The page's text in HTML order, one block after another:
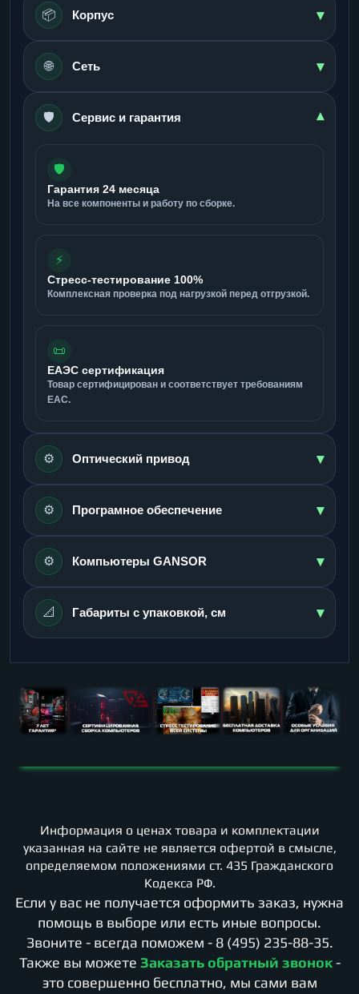
📦 Корпус ▾
🌐 Сеть ▾
🛡️ Сервис и гарантия ▾
🛡️
Гарантия 24 месяца
На все компоненты и работу по сборке.
⚡
Стресс-тестирование 100%
Комплексная проверка под нагрузкой перед отгрузкой.
📜
ЕАЭС сертификация
Товар сертифицирован и соответствует требованиям
ЕАС.
⚙️ Оптический привод ▾
⚙️ Програмное обеспечение ▾
⚙️ Компьютеры GANSOR ▾
📐 Габариты с упаковкой, см ▾
Информация о ценах товара и комплектации
указанная на сайте не является офертой в смысле,
определяемом положениями ст. 435 Гражданского
Кодекса РФ.
Если у вас не получается оформить заказ, нужна
помощь в выборе или есть иные вопросы.
Звоните - всегда поможем - 8 (495) 235-88-35.
Также вы можете Заказать обратный звонок -
это совершенно бесплатно, мы сами вам